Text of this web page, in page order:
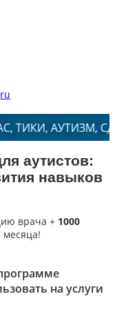
СДВГ, ЗПРР,
аутистов:
навыков
врача + 1000
месяца!
на услуги